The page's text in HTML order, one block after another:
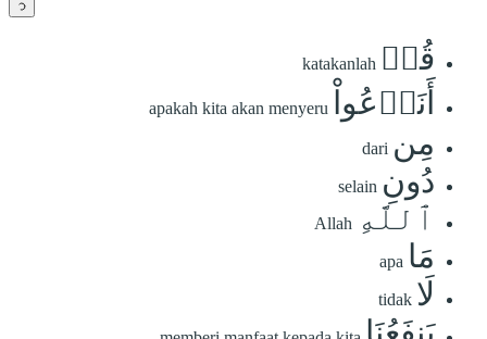
قُلۡ katakanlah
أَنَدۡعُواْ apakah kita akan menyeru
مِن dari
دُونِ selain
ٱللَّهِ Allah
مَا apa
لَا tidak
يَنفَعُنَا